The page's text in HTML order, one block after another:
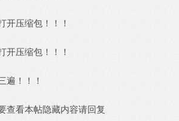
开压缩包！！！
开压缩包！！！
遍！！！
查看本帖隐藏内容请回复